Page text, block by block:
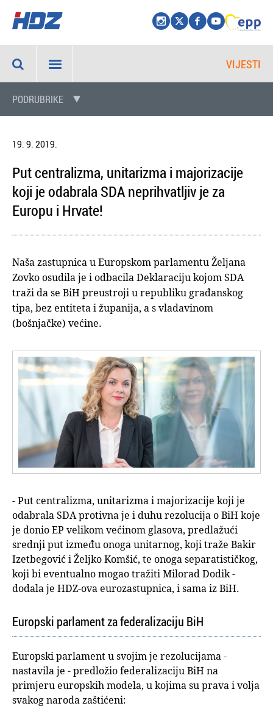
VIJESTI
PODRUBRIKE
19. 9. 2019.
Put centralizma, unitarizma i majorizacije
koji je odabrala SDA neprihvatljiv je za
Europu i Hrvate!
Naša zastupnica u Europskom parlamentu Željana
Zovko osudila je i odbacila Deklaraciju kojom SDA
traži da se BiH preustroji u republiku građanskog
tipa, bez entiteta i županija, a s vladavinom
(bošnjačke) većine.
- Put centralizma, unitarizma i majorizacije koji je
odabrala SDA protivna je i duhu rezolucija o BiH koje
je donio EP velikom većinom glasova, predlažući
srednji put između onoga unitarnog, koji traže Bakir
Izetbegović i Željko Komšić, te onoga separatističkog,
koji bi eventualno mogao tražiti Milorad Dodik -
dodala je HDZ-ova eurozastupnica, i sama iz BiH.
Europski parlament za federalizaciju BiH
Europski parlament u svojim je rezolucijama -
nastavila je - predložio federalizaciju BiH na
primjeru europskih modela, u kojima su prava i volja
svakog naroda zaštićeni: